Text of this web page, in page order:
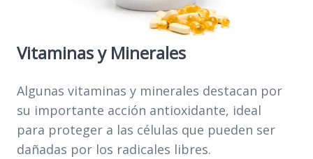
Vitaminas y Minerales
Algunas vitaminas y minerales destacan por
su importante acción antioxidante, ideal
para proteger a las células que pueden ser
dañadas por los radicales libres.